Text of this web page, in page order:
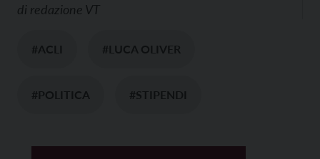
di redazione VT
#ACLI #LUCA OLIVER
#POLITICA #STIPENDI